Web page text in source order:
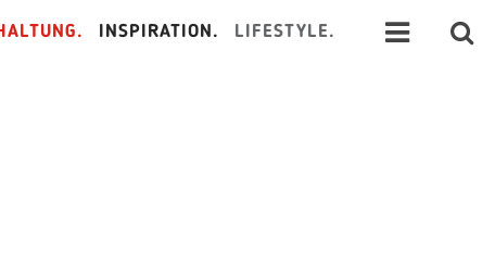
INSPIRATION. LIFESTYLE.